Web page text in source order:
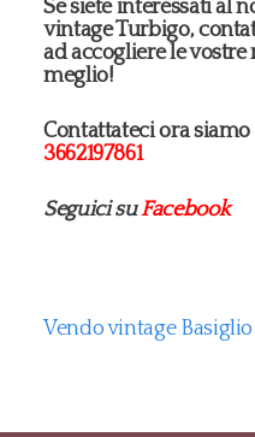
Se siete interessati al
vintage Turbigo,
ad accogliere le vostre
meglio!
Contattateci ora
3662197861
Seguici suFacebook
Vendo vintage Basiglio